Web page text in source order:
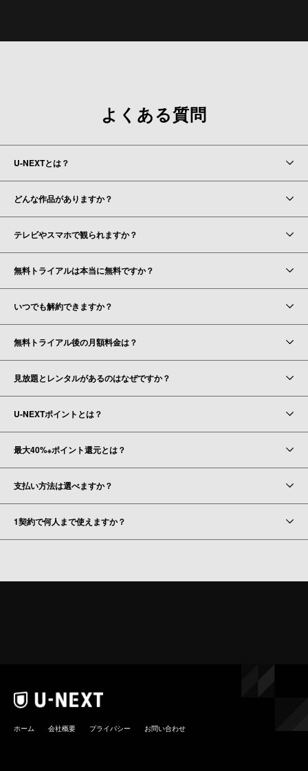
よくある質問
U-NEXTとは？
どんな作品がありますか？
テレビやスマホで観られますか？
無料トライアルは本当に無料ですか？
いつでも解約できますか？
無料トライアル後の月額料金は？
見放題とレンタルがあるのはなぜですか？
U-NEXTポイントとは？
最大40%※ポイント還元とは？
支払い方法は選べますか？
1契約で何人まで使えますか？
ホーム 会社概要 プライバシー お問い合わせ